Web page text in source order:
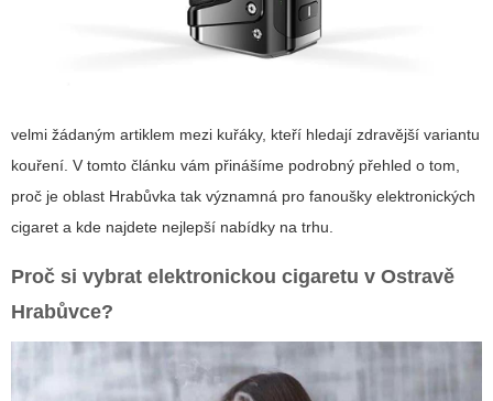
velmi žádaným artiklem mezi kuřáky, kteří hledají zdravější variantu
kouření. V tomto článku vám přinášíme podrobný přehled o tom,
proč je oblast Hrabůvka tak významná pro fanoušky elektronických
cigaret a kde najdete nejlepší nabídky na trhu.
Proč si vybrat elektronickou cigaretu v Ostravě
Hrabůvce?